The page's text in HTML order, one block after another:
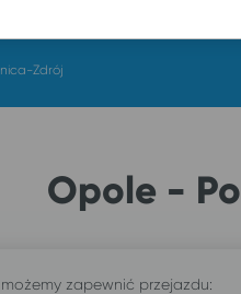
Zdrój
Opole -
zapewnić przejazdu: